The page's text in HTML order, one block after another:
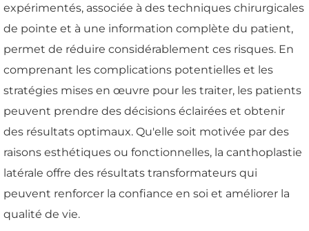
expérimentés, associée à des techniques chirurgicales
de pointe et à une information complète du patient,
permet de réduire considérablement ces risques. En
comprenant les complications potentielles et les
stratégies mises en œuvre pour les traiter, les patients
peuvent prendre des décisions éclairées et obtenir
des résultats optimaux. Qu'elle soit motivée par des
raisons esthétiques ou fonctionnelles, la canthoplastie
latérale offre des résultats transformateurs qui
peuvent renforcer la confiance en soi et améliorer la
qualité de vie.